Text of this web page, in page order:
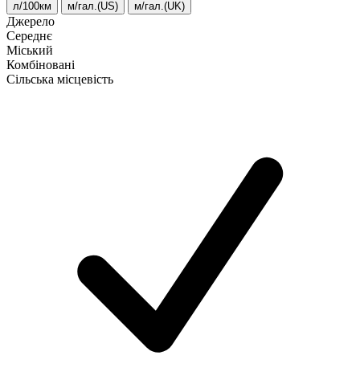
л/100км м/гал.(US) м/гал.(UK)
Джерело
Середнє
Міський
Комбіновані
Сільська місцевість